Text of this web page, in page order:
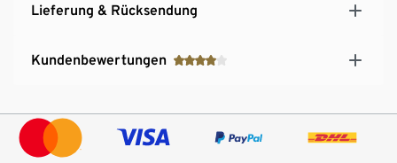
Lieferung & Rücksendung
Kundenbewertungen